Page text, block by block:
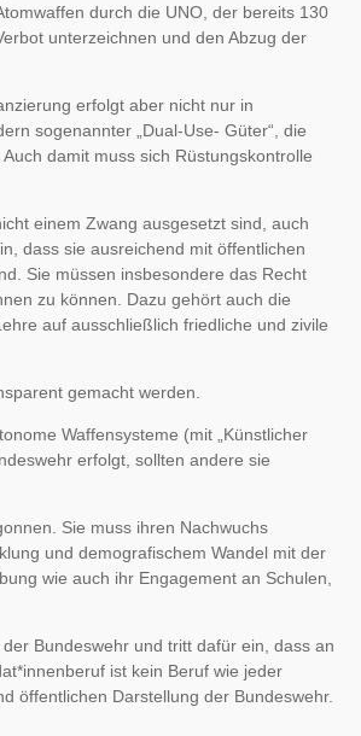
durch die UNO, der bereits 130
unterzeichnen und den Abzug der
erfolgt aber nicht nur in
sogenannter „Dual-Use- Güter“, die
damit muss sich Rüstungskontrolle
einem Zwang ausgesetzt sind, auch
dass sie ausreichend mit öffentlichen
Sie müssen insbesondere das Recht
zu können. Dazu gehört auch die
auf ausschließlich friedliche und zivile
gemacht werden.
Waffensysteme (mit „Künstlicher
erfolgt, sollten andere sie
Sie muss ihren Nachwuchs
und demografischem Wandel mit der
wie auch ihr Engagement an Schulen,
Bundeswehr und tritt dafür ein, dass an
ist kein Beruf wie jeder
öffentlichen Darstellung der Bundeswehr.